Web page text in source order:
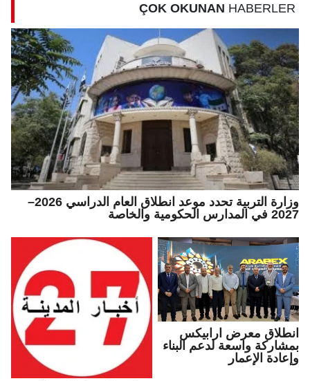
ÇOK OKUNAN HABERLER
وزارة التربية تحدد موعد انطلاق العام الدراسي 2026–
2027 في المدارس الحكومية والخاصة
انطلاق معرض ارابيكس
بمشاركة واسعة لدعم البناء
وإعادة الإعمار